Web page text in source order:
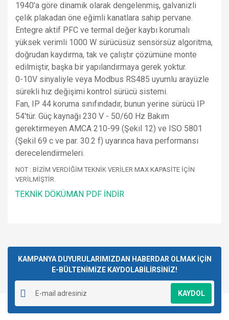
1940'a göre dinamik olarak dengelenmiş, galvanizli
çelik plakadan öne eğimli kanatlara sahip pervane.
Entegre aktif PFC ve termal değer kaybı korumalı
yüksek verimli 1000 W sürücüsüz sensörsüz algoritma,
doğrudan kaydırma, tak ve çalıştır çözümüne monte
edilmiştir, başka bir yapılandırmaya gerek yoktur.
0-10V sinyaliyle veya Modbus RS485 uyumlu arayüzle
sürekli hız değişimi kontrol sürücü sistemi.
Fan, IP 44 koruma sınıfındadır, bunun yerine sürücü IP
54'tür. Güç kaynağı 230 V - 50/60 Hz Bakım
gerektirmeyen AMCA 210-99 (Şekil 12) ve ISO 5801
(Şekil 69 c ve par. 30.2 f) uyarınca hava performansı
derecelendirmeleri.
NOT : BİZİM VERDİĞİM TEKNİK VERİLER MAX KAPASİTE İÇİN
VERİLMİŞTİR.
TEKNİK DÖKÜMAN PDF İNDİR
Yorum Yaz
kullanarak tarafımıza iletebilirsiniz.
Görüş ve önerileriniz için teşekkür ederiz.
Ürün resmi kalitesiz, bozuk veya görüntülenemiyor.
Ürün açıklamasında eksik bilgiler bulunuyor.
Ürün bilgilerinde hatalar bulunuyor.
KAMPANYA DUYURULARIMIZDAN HABERDAR OLMAK İÇİN
E-BÜLTENİMİZE KAYDOLABİLİRSİNİZ!
KAYDOL